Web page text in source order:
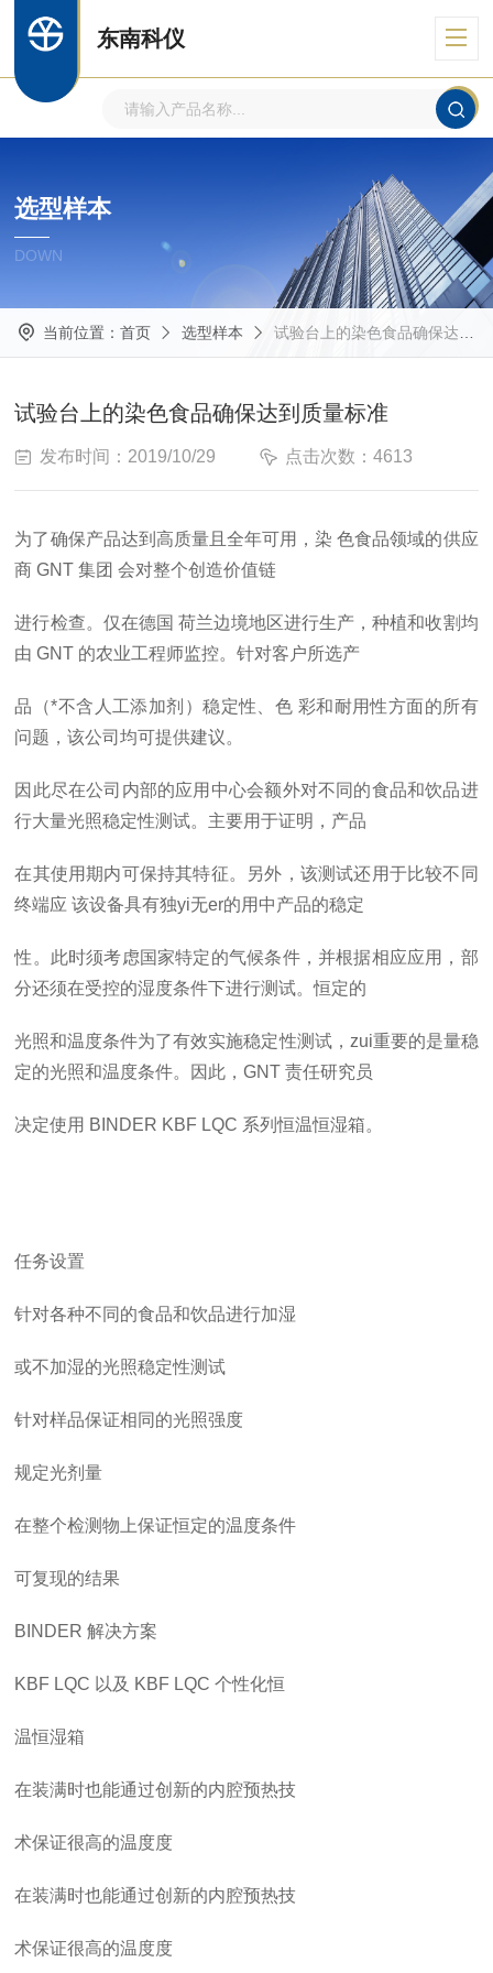
东南科仪
选型样本
DOWN
当前位置： 首页 选型样本 试验台上的染色食品确保达到质量标准
试验台上的染色食品确保达到质量标准
发布时间：2019/10/29 点击次数：4613
为了确保产品达到高质量且全年可用，染 色食品领域的供应
商 GNT 集团 会对整个创造价值链
进行检查。仅在德国 荷兰边境地区进行生产，种植和收割均
由 GNT 的农业工程师监控。针对客户所选产
品（*不含人工添加剂）稳定性、色 彩和耐用性方面的所有
问题，该公司均可提供建议。
因此尽在公司内部的应用中心会额外对不同的食品和饮品进
行大量光照稳定性测试。主要用于证明，产品
在其使用期内可保持其特征。另外，该测试还用于比较不同
终端应 该设备具有独yi无er的用中产品的稳定
性。此时须考虑国家特定的气候条件，并根据相应应用，部
分还须在受控的湿度条件下进行测试。恒定的
光照和温度条件为了有效实施稳定性测试， zui重要的是量稳
定的光照和温度条件。因此，GNT 责任研究员
决定使用 BINDER KBF LQC 系列恒温恒湿箱。
任务设置
针对各种不同的食品和饮品进行加湿
或不加湿的光照稳定性测试
针对样品保证相同的光照强度
规定光剂量
在整个检测物上保证恒定的温度条件
可复现的结果
BINDER 解决方案
KBF LQC 以及 KBF LQC 个性化恒
温恒湿箱
在装满时也能通过创新的内腔预热技
术保证很高的温度度
在装满时也能通过创新的内腔预热技
术保证很高的温度度